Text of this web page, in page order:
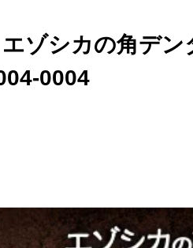
エゾシカの角デ
0004